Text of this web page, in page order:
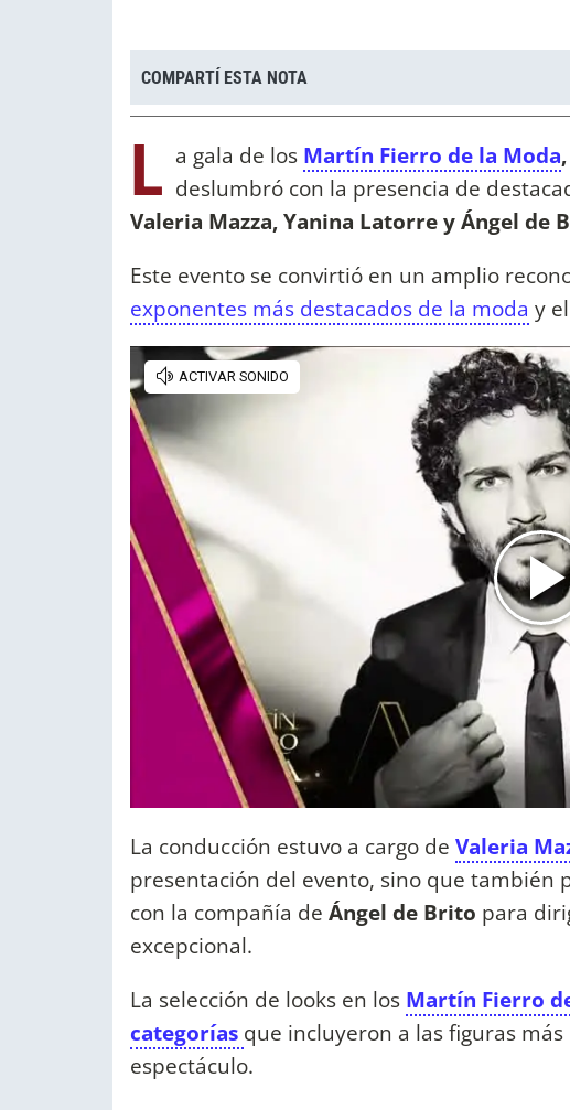
COMPARTÍ ESTA NOTA
L a gala de los Martín Fierro de la Moda
deslumbró con la presencia de
Valeria Mazza, Yanina Latorre y Ángel de
Este evento se convirtió en un amplio
exponentes más destacados de la moda y
La conducción estuvo a cargo de Valeria
presentación del evento, sino que también
con la compañía de Ángel de Brito para
excepcional.
La selección de looks en los Martín Fierro
categorías que incluyeron a las figuras
espectáculo.